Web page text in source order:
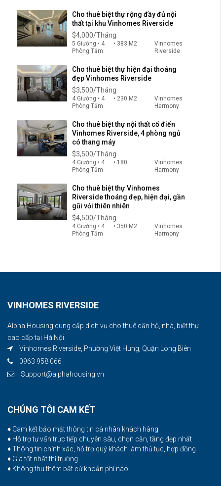
Cho thuê biệt thự rộng đầy đủ nội
thất tại khu Vinhomes Riverside
$4,000/Tháng
5 Giường • 4
Phòng Tắm
• 383 M2
Vinhomes
Riverside
Cho thuê biệt thự hiện đại thoáng
đẹp Vinhomes Riverside
$3,500/Tháng
4 Giường • 4
Phòng Tắm
• 230 M2
Vinhomes
Harmony
Cho thuê biệt thự nội thất cổ điển
Vinhomes Riverside, 4 phòng ngủ
có thang máy
$3,500/Tháng
4 Giường • 4
Phòng Tắm
• 180
Vinhomes
Harmony
Cho thuê biệt thự Vinhomes
Riverside thoáng đẹp, hiện đại, gần
gũi với thiên nhiên
$4,500/Tháng
4 Giường • 4
Phòng Tắm
• 350 M2
Vinhomes
Harmony
VINHOMES RIVERSIDE
Alpha Housing cung cấp dịch vụ cho thuê căn hộ, nhà, biệt thự
cao cấp tại Hà Nội.
Vinhomes Riverside, Phường Việt Hưng, Quận Long Biên
0963 958 066
Support@alphahousing.vn
CHÚNG TÔI CAM KẾT
♦ Cam kết bảo mật thông tin cá nhân khách hàng
♦ Hỗ trợ tư vấn trực tiếp chuyên sâu, chọn căn, tầng đẹp nhất
♦ Thông tin chính xác, hỗ trợ quý khách làm thủ tục, hợp đồng
♦ Giá tốt nhất thị trường
♦ Không thu thêm bất cứ khoản phí nào